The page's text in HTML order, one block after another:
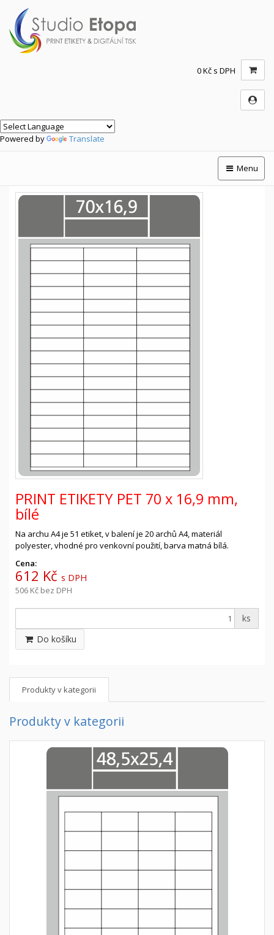
0 Kč s DPH
Powered by Translate
Menu
PRINT ETIKETY PET 70 x 16,9 mm,
bílé
Na archu A4 je 51 etiket, v balení je 20 archů A4, materiál
polyester, vhodné pro venkovní použití, barva matná bílá.
Cena:
612 Kč s DPH
506 Kč bez DPH
ks
Do košíku
Produkty v kategorii
Produkty v kategorii